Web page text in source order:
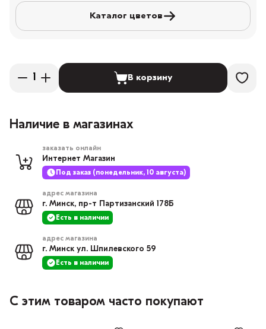
Каталог цветов
В корзину
Наличие в магазинах
заказать онлайн
Интернет Магазин
Под заказ (понедельник, 10 августа)
адрес магазина
г. Минск, пр-т Партизанский 178Б
Есть в наличии
адрес магазина
г. Минск ул. Шпилевского 59
Есть в наличии
С этим товаром часто покупают